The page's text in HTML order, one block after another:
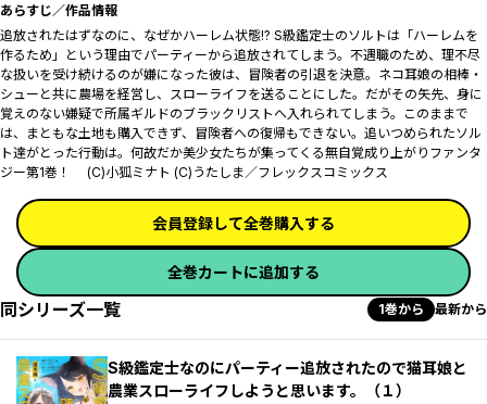
あらすじ／作品情報
追放されたはずなのに、なぜかハーレム状態!? S級鑑定士のソルトは「ハーレムを
作るため」という理由でパーティーから追放されてしまう。不遇職のため、理不尽
な扱いを受け続けるのが嫌になった彼は、冒険者の引退を決意。ネコ耳娘の相棒・
シューと共に農場を経営し、スローライフを送ることにした。だがその矢先、身に
覚えのない嫌疑で所属ギルドのブラックリストへ入れられてしまう。このままで
は、まともな土地も購入できず、冒険者への復帰もできない。追いつめられたソル
ト達がとった行動は――。何故だか美少女たちが集ってくる無自覚成り上がりファンタ
ジー第1巻！ (C)小狐ミナト (C)うたしま／フレックスコミックス
会員登録して全巻購入する
全巻カートに追加する
同シリーズ一覧 1巻から 最新から
S級鑑定士なのにパーティー追放されたので猫耳娘と
農業スローライフしようと思います。（１）